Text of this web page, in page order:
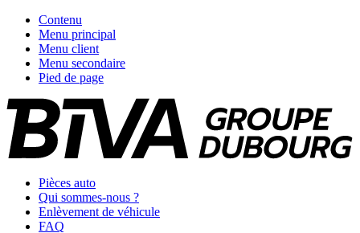
Contenu
Menu principal
Menu client
Menu secondaire
Pied de page
Pièces auto
Qui sommes-nous ?
Enlèvement de véhicule
FAQ